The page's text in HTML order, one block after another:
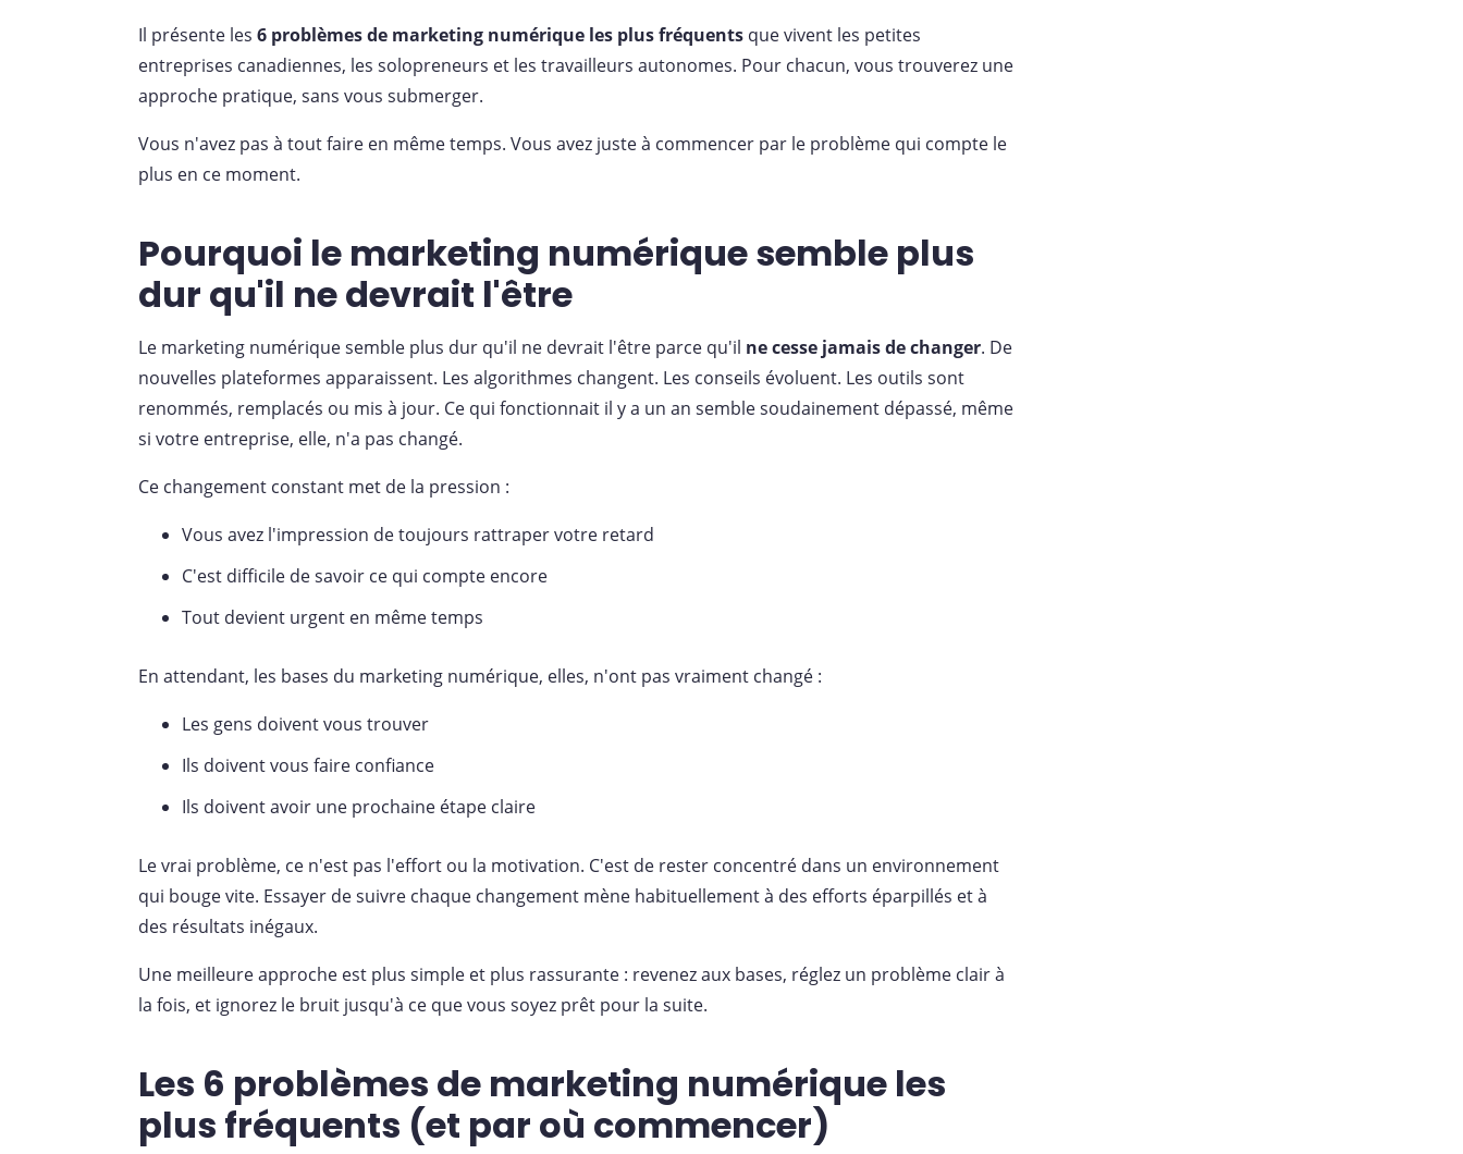
Il présente les 6 problèmes de marketing numérique les plus fréquents que vivent les petites
entreprises canadiennes, les solopreneurs et les travailleurs autonomes. Pour chacun, vous trouverez une
approche pratique, sans vous submerger.
Vous n'avez pas à tout faire en même temps. Vous avez juste à commencer par le problème qui compte le
plus en ce moment.
Pourquoi le marketing numérique semble plus
dur qu'il ne devrait l'être
Le marketing numérique semble plus dur qu'il ne devrait l'être parce qu'il ne cesse jamais de changer. De
nouvelles plateformes apparaissent. Les algorithmes changent. Les conseils évoluent. Les outils sont
renommés, remplacés ou mis à jour. Ce qui fonctionnait il y a un an semble soudainement dépassé, même
si votre entreprise, elle, n'a pas changé.
Ce changement constant met de la pression :
Vous avez l'impression de toujours rattraper votre retard
C'est difficile de savoir ce qui compte encore
Tout devient urgent en même temps
En attendant, les bases du marketing numérique, elles, n'ont pas vraiment changé :
Les gens doivent vous trouver
Ils doivent vous faire confiance
Ils doivent avoir une prochaine étape claire
Le vrai problème, ce n'est pas l'effort ou la motivation. C'est de rester concentré dans un environnement
qui bouge vite. Essayer de suivre chaque changement mène habituellement à des efforts éparpillés et à
des résultats inégaux.
Une meilleure approche est plus simple et plus rassurante : revenez aux bases, réglez un problème clair à
la fois, et ignorez le bruit jusqu'à ce que vous soyez prêt pour la suite.
Les 6 problèmes de marketing numérique les
plus fréquents (et par où commencer)